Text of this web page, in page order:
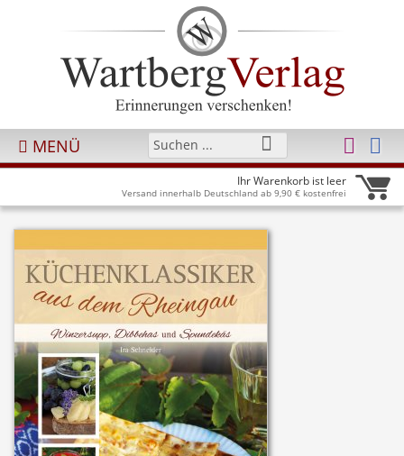
MENÜ
Ihr Warenkorb ist leer
Versand innerhalb Deutschland ab 9,90 € kostenfrei